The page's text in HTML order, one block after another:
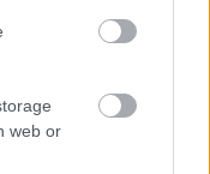
web or
a 2026-os folytatás
WEC-program
küzd a rally vb-n.